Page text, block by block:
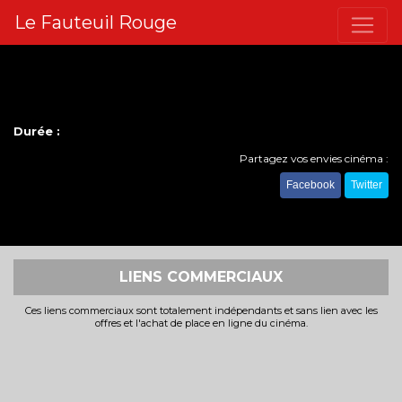
Le Fauteuil Rouge
Durée :
Partagez vos envies cinéma :
Facebook Twitter
LIENS COMMERCIAUX
Ces liens commerciaux sont totalement indépendants et sans lien avec les
offres et l'achat de place en ligne du cinéma.